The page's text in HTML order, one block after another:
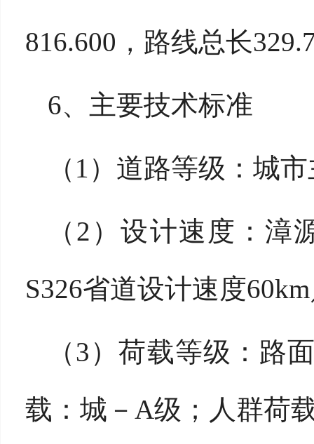
816.600，路线总长
6、主要技术标准
（ 1） 道路等级：城
（ 2）设计速度：漳
S326省道设计速度
（3）荷载等级：路
载：城－A级；人群荷